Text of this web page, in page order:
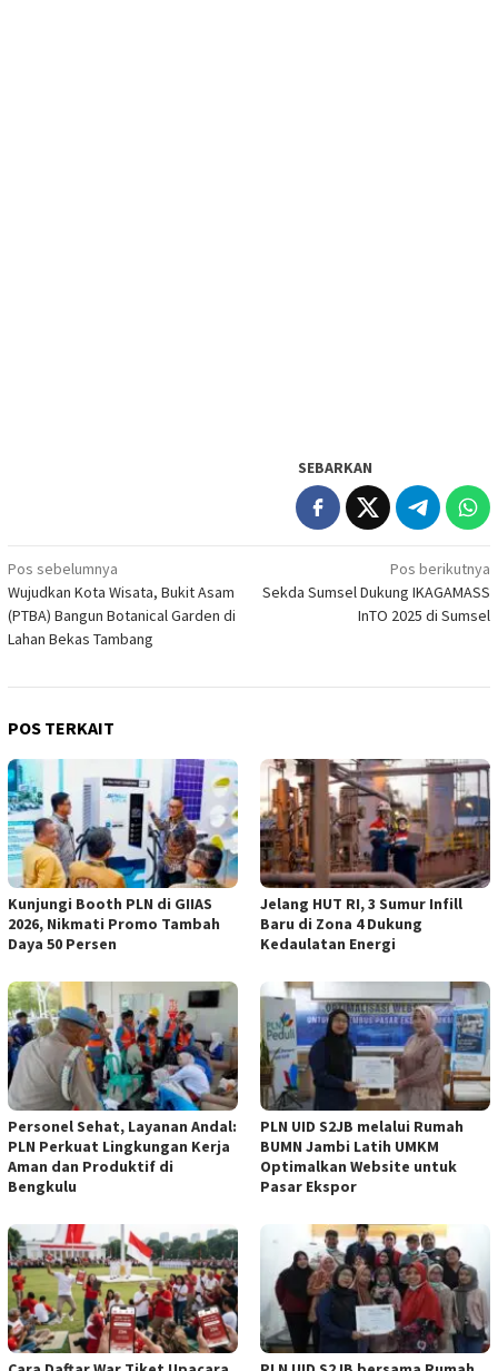
SEBARKAN
Navigasi
pos
Pos sebelumnya
Wujudkan Kota Wisata, Bukit Asam
(PTBA) Bangun Botanical Garden di
Lahan Bekas Tambang
Pos berikutnya
Sekda Sumsel Dukung IKAGAMASS
InTO 2025 di Sumsel
POS TERKAIT
Kunjungi Booth PLN di GIIAS
2026, Nikmati Promo Tambah
Daya 50 Persen
Jelang HUT RI, 3 Sumur Infill
Baru di Zona 4 Dukung
Kedaulatan Energi
Personel Sehat, Layanan Andal:
PLN Perkuat Lingkungan Kerja
Aman dan Produktif di
Bengkulu
PLN UID S2JB melalui Rumah
BUMN Jambi Latih UMKM
Optimalkan Website untuk
Pasar Ekspor